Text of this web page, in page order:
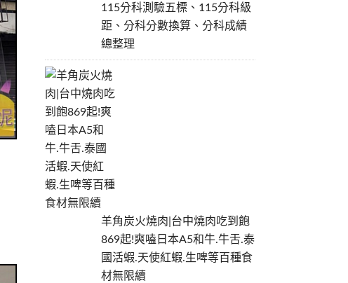
115分科測驗五標、115分科級
距、分科分數換算、分科成績
總整理
羊角炭火燒肉|台中燒肉吃到飽
869起!爽嗑日本A5和牛.牛舌.泰
國活蝦.天使紅蝦.生啤等百種食
材無限續